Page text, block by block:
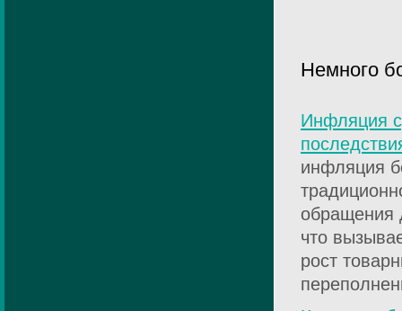
Немного
Инфляция
инфляция
обращения
что
рост